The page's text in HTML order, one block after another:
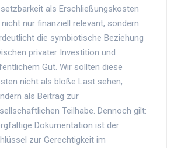
als Erschließungskosten
nur finanziell relevant, sondern
die symbiotische Beziehung
privater Investition und
Gut. Wir sollten diese
nicht als bloße Last sehen,
als Beitrag zur
Teilhabe. Dennoch gilt:
Dokumentation ist der
zur Gerechtigkeit im